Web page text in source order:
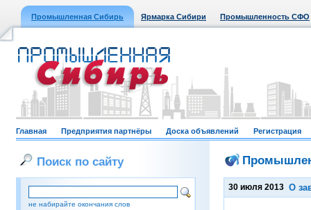
Промышленная Сибирь Ярмарка Сибири Промышленность СФО
Главная Предприятия партнёры Доска объявлений Регистрация
Поиск по сайту
не набирайте окончания слов
30 июля 2013 О